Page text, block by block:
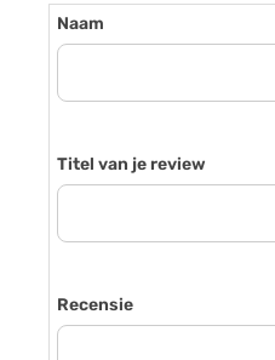
Naam
Titel van je review
Recensie